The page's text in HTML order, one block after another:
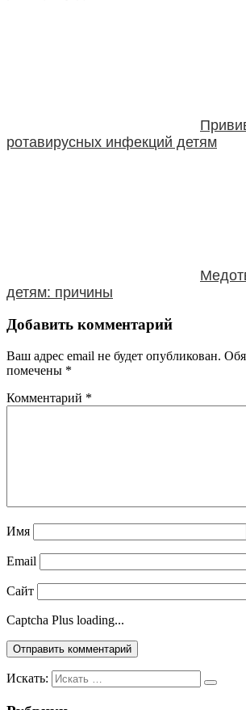
ротавирусных инфекций детям
детям: причины
Добавить комментарий
Ваш адрес email не будет опубликован.
помечены *
Комментарий *
Имя
Email
Сайт
Captcha Plus loading...
Искать: